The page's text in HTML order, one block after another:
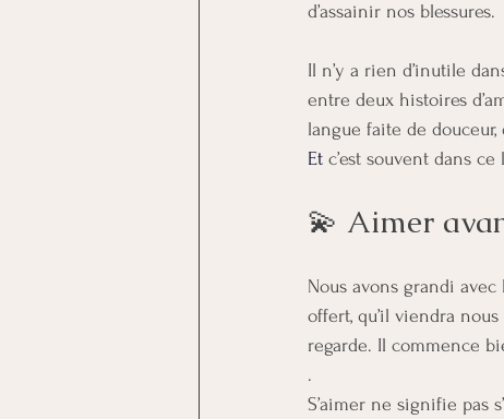
d’assainir nos blessures.
Il n’y a rien d’inutile
entre deux histoires
langue faite de
Et c’est souvent dans
💫 Aimer
Nous avons grandi avec
offert, qu’il viendra
regarde. Il commence
.
S’aimer ne signifie pas